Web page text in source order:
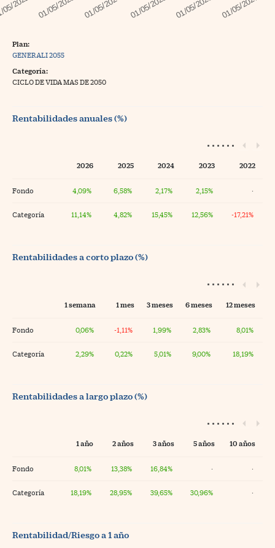
Plan:
GENERALI 2055
Categoría:
CICLO DE VIDA MAS DE 2050
Rentabilidades anuales (%)
2026 2025 2024 2023 2022
Fondo 4,09% 6,58% 2,17% 2,15% ·
Categoría 11,14% 4,82% 15,45% 12,56% -17,21%
Rentabilidades a corto plazo (%)
1 semana 1 mes 3 meses 6 meses 12 meses
Fondo 0,06% -1,11% 1,99% 2,83% 8,01%
Categoría 2,29% 0,22% 5,01% 9,00% 18,19%
Rentabilidades a largo plazo (%)
1 año 2 años 3 años 5 años 10 años
Fondo 8,01% 13,38% 16,84% · ·
Categoría 18,19% 28,95% 39,65% 30,96% ·
Rentabilidad/Riesgo a 1 año